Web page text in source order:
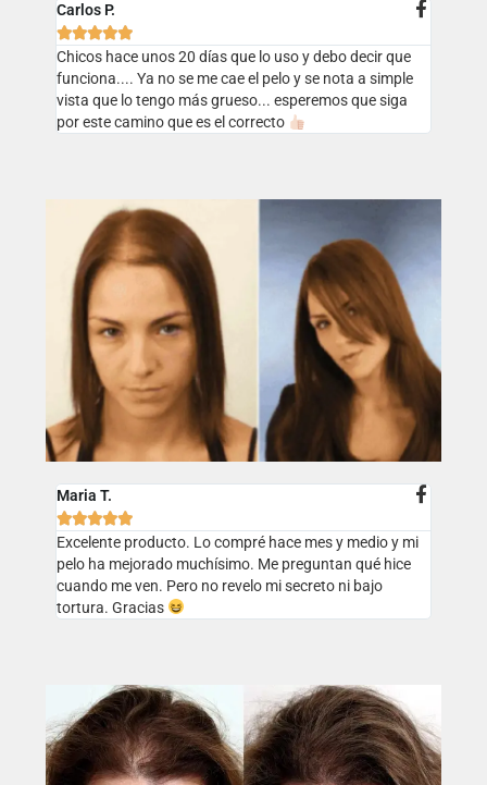
Carlos P.

Chicos hace unos 20 días que lo uso y debo decir que
funciona.... Ya no se me cae el pelo y se nota a simple
vista que lo tengo más grueso... esperemos que siga
por este camino que es el correcto
Maria T.

Excelente producto. Lo compré hace mes y medio y mi
pelo ha mejorado muchísimo. Me preguntan qué hice
cuando me ven. Pero no revelo mi secreto ni bajo
tortura. Gracias